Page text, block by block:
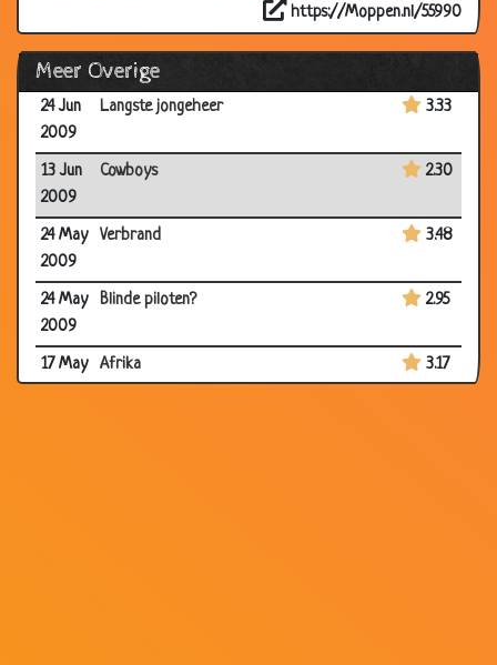
https://Moppen.nl/55990
Meer Overige
2009
24 Jun
2009
Langste jongeheer 3.33
13 Jun
2009
Cowboys 2.30
24 May
2009
Verbrand 3.48
24 May
2009
Blinde piloten? 2.95
17 May
Afrika 3.17